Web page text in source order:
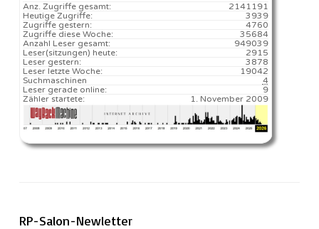
2141191
Anz. Zugriffe gesamt:
3939
Heutige Zugriffe:
4760
Zugriffe gestern:
35684
Zugriffe diese Woche:
949039
Anzahl Leser gesamt:
2915️
Leser(sitzungen) heute:
3878
Leser gestern:
19042️
Leser letzte Woche:
4
Suchmaschinen
9
Leser gerade online:
1. November 2009
Zähler startete:
RP-Salon-Newletter